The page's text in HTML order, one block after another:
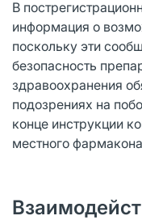
В
информация о
поскольку эти
безопасность
здравоохранения
подозрениях на
конце инструкции
местного